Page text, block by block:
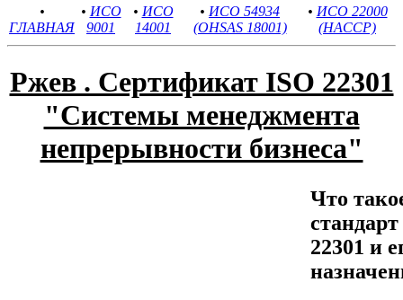
•
ГЛАВНАЯ
• ИСО
9001
• ИСО
14001
• ИСО 54934
(OHSAS 18001)
• ИСО 22000
(HACCP)
Ржев . Сертификат ISO 22301
"Системы менеджмента
непрерывности бизнеса"
Что
22301 и